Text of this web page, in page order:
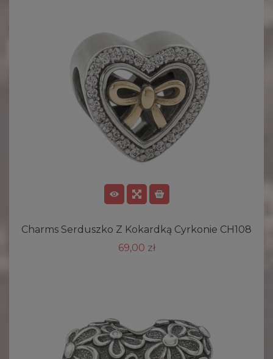
Charms Serduszko Z Kokardką Cyrkonie CH108
69,00 zł